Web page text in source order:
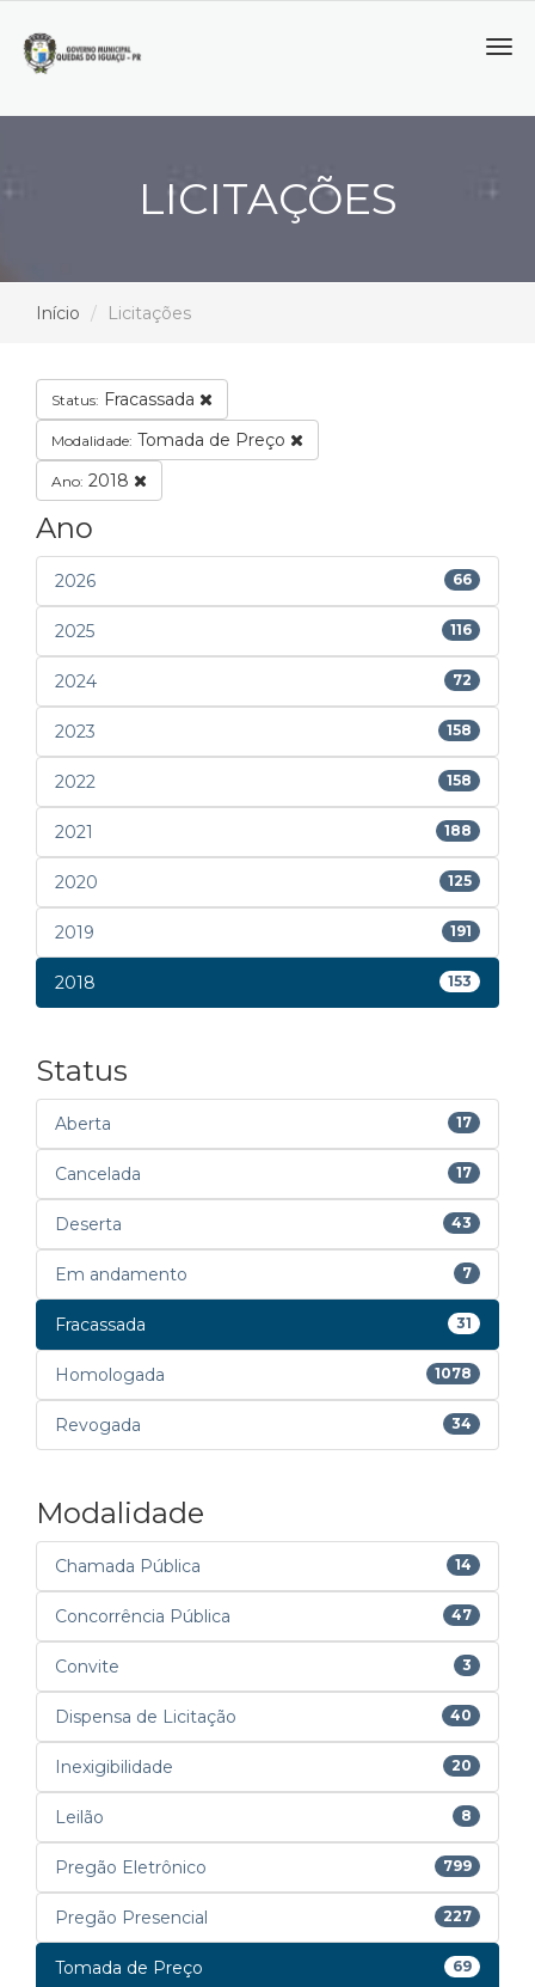
LICITAÇÕES
Início Licitações
Status: Fracassada
Modalidade: Tomada de Preço
Ano: 2018
Ano
2026 66
2025 116
2024 72
2023 158
2022 158
2021 188
2020 125
2019 191
2018 153
Status
Aberta 17
Cancelada 17
Deserta 43
Em andamento 7
Fracassada 31
Homologada 1078
Revogada 34
Modalidade
Chamada Pública 14
Concorrência Pública 47
Convite 3
Dispensa de Licitação 40
Inexigibilidade 20
Leilão 8
Pregão Eletrônico 799
Pregão Presencial 227
Tomada de Preço 69